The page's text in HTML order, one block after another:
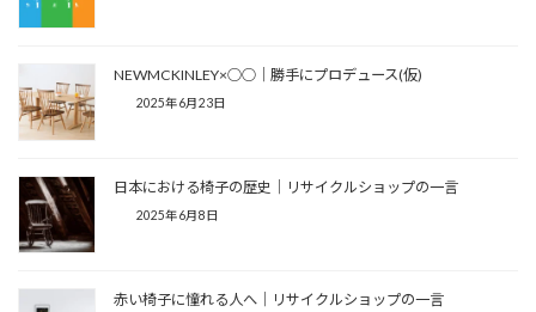
NEWMCKINLEY×○○│勝手にプロデュース(仮)
2025年6月23日
日本における椅子の歴史│リサイクルショップの一言
2025年6月8日
赤い椅子に憧れる人へ│リサイクルショップの一言